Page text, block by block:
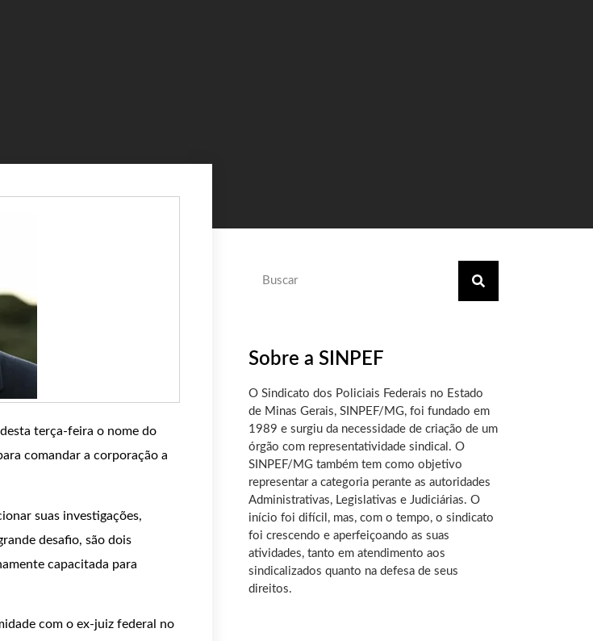
terça-feira o nome do
comandar a corporação a
suas investigações,
desafio, são dois
capacitada para
com o ex-juiz federal no
Sobre a SINPEF
O Sindicato dos Policiais Federais no Estado
de Minas Gerais, SINPEF/MG, foi fundado em
1989 e surgiu da necessidade de criação de um
órgão com representatividade sindical. O
SINPEF/MG também tem como objetivo
representar a categoria perante as autoridades
Administrativas, Legislativas e Judiciárias. O
início foi difícil, mas, com o tempo, o sindicato
foi crescendo e aperfeiçoando as suas
atividades, tanto em atendimento aos
sindicalizados quanto na defesa de seus
direitos.